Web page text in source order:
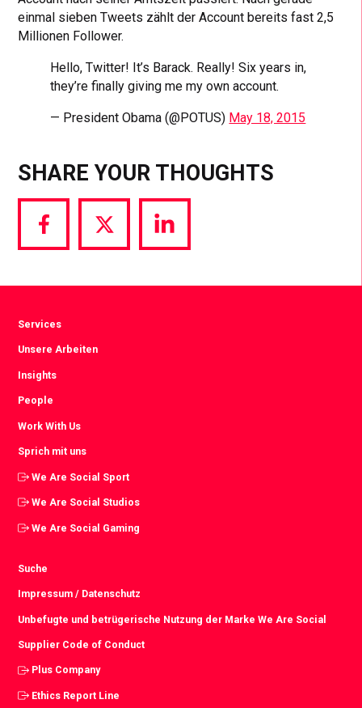
einmal sieben Tweets zählt der Account bereits fast 2,5
Millionen Follower.
Hello, Twitter! It’s Barack. Really! Six years in,
they’re finally giving me my own account.
— President Obama (@POTUS) May 18, 2015
SHARE YOUR THOUGHTS
Share
via
Share
via
Share
via
Services
Unsere Arbeiten
Insights
People
Work With Us
Sprich mit uns
We Are Social Sport
We Are Social Studios
We Are Social Gaming
Suche
Impressum / Datenschutz
Unbefugte und betrügerische Nutzung der Marke We Are Social
Supplier Code of Conduct
Plus Company
Ethics Report Line